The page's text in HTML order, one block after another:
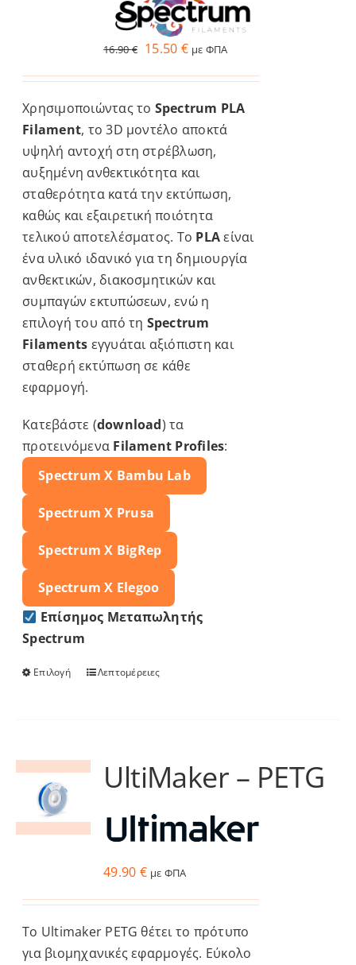
επιλεγούν
στη
σελίδα
προϊόντος
16.90€ Original
16.90 €.
15.50 €Η
είναι:
15.50 €.
με ΦΠΑ
Χρησιμοποιώντας το Spectrum PLA
Filament, το 3D μοντέλο αποκτά
υψηλή αντοχή στη στρέβλωση,
αυξημένη ανθεκτικότητα και
σταθερότητα κατά την εκτύπωση,
καθώς και εξαιρετική ποιότητα
τελικού αποτελέσματος. Το PLAείναι
ένα υλικό ιδανικό για τη δημιουργία
ανθεκτικών, διακοσμητικών και
συμπαγών εκτυπώσεων, ενώ η
επιλογή του από τη Spectrum
Filaments εγγυάται αξιόπιστη και
σταθερή εκτύπωση σε κάθε
εφαρμογή.
Κατεβάστε (download) τα
προτεινόμενα Filament Profiles:
Spectrum X Bambu Lab
Spectrum X Prusa
Spectrum X BigRep
Spectrum X Elegoo
Επίσημος Μεταπωλητής
Spectrum
Επιλογή
Αυτό
πολλαπλές
παραλλαγές.
επιλογές
μπορούν
στη
σελίδα
του
Λεπτομέρειες
UltiMaker – PETG
49.90 € με ΦΠΑ
Το Ultimaker PETG θέτει το πρότυπο
για βιομηχανικές εφαρμογές. Εύκολο